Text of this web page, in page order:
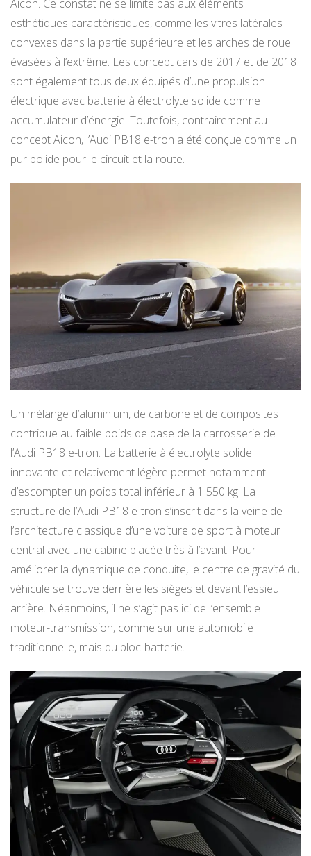
Aicon. Ce constat ne se limite pas aux éléments
esthétiques caractéristiques, comme les vitres latérales
convexes dans la partie supérieure et les arches de roue
évasées à l’extrême. Les concept cars de 2017 et de 2018
sont également tous deux équipés d’une propulsion
électrique avec batterie à électrolyte solide comme
accumulateur d’énergie. Toutefois, contrairement au
concept Aicon, l’Audi PB18 e-tron a été conçue comme un
pur bolide pour le circuit et la route.
Un mélange d’aluminium, de carbone et de composites
contribue au faible poids de base de la carrosserie de
l’Audi PB18 e-tron. La batterie à électrolyte solide
innovante et relativement légère permet notamment
d’escompter un poids total inférieur à 1 550 kg. La
structure de l’Audi PB18 e-tron s’inscrit dans la veine de
l’architecture classique d’une voiture de sport à moteur
central avec une cabine placée très à l’avant. Pour
améliorer la dynamique de conduite, le centre de gravité du
véhicule se trouve derrière les sièges et devant l’essieu
arrière. Néanmoins, il ne s’agit pas ici de l’ensemble
moteur-transmission, comme sur une automobile
traditionnelle, mais du bloc-batterie.